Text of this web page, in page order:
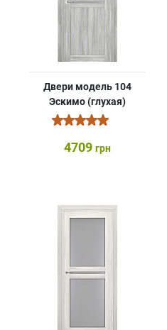
Двери модель 104
Эскимо (глухая)
4709 грн